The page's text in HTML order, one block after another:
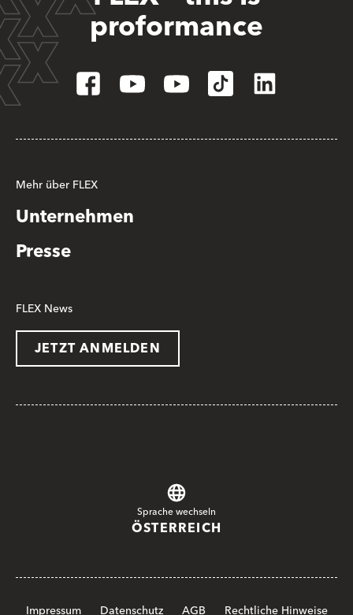
proformance
Mehr über FLEX
Unternehmen
Presse
FLEX News
JETZT ANMELDEN
Sprache wechseln
ÖSTERREICH
Impressum Datenschutz AGB Rechtliche Hinweise